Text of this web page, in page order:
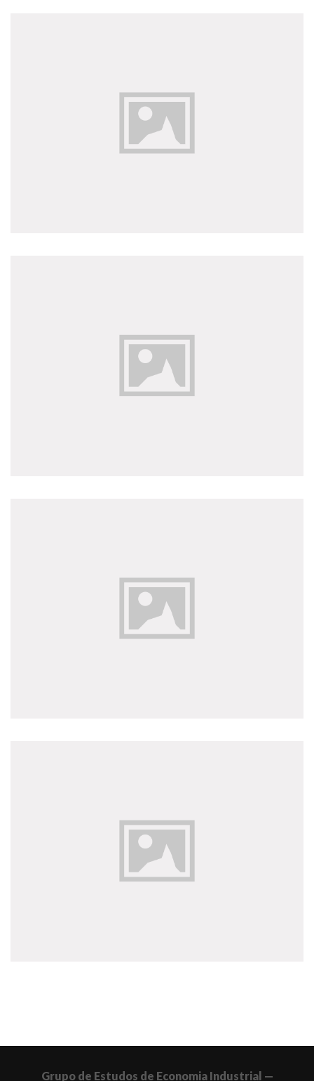
Grupo de Estudos de Economia Industrial —